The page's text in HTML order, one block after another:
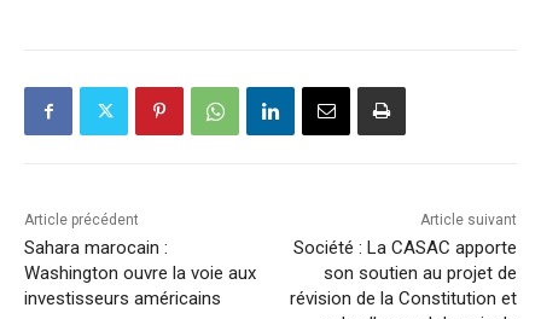
Article précédent
Sahara marocain :
Washington ouvre la voie aux
investisseurs américains
Article suivant
Société : La CASAC apporte
son soutien au projet de
révision de la Constitution et